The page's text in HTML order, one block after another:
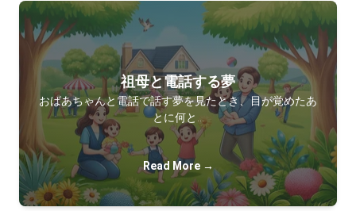
祖母と電話する夢
おばあちゃんと電話で話す夢を見たとき、目が覚めたあ
とに何と…
Read More →